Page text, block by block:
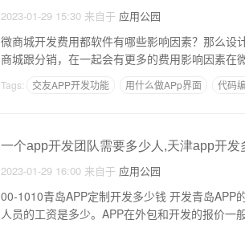
2023-01-29 15:30 来自于 应用公园
微商城开发费用都软件有哪些影响因素？那么
Tags: 交友APP开发功能 用什么做APp界面 代码
一个app开发团队需要多少人,天津app开发
2023-01-29 16:00 来自于 应用公园
00-1010青岛APP定制开发多少钱 开发青岛APP的费用简单来说就是这个APP需要多少人，需要多长时间，工作
人员的工资是多少。APP在外包和开发的报价一